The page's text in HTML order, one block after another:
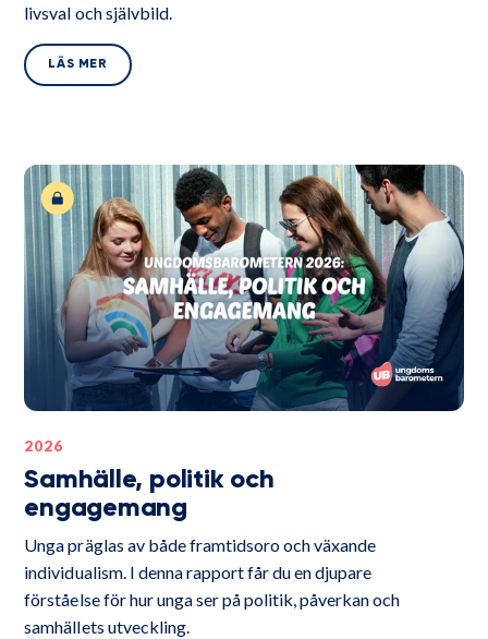
livsval och självbild.
LÄS MER
2026
Samhälle, politik och
engagemang
Unga präglas av både framtidsoro och växande
individualism. I denna rapport får du en djupare
förståelse för hur unga ser på politik, påverkan och
samhällets utveckling.